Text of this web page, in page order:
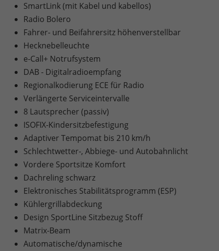
SmartLink (mit Kabel und kabellos)
Radio Bolero
Fahrer- und Beifahrersitz höhenverstellbar
Hecknebelleuchte
e-Call+ Notrufsystem
DAB - Digitalradioempfang
Regionalkodierung ECE für Radio
Verlängerte Serviceintervalle
8 Lautsprecher (passiv)
ISOFIX-Kindersitzbefestigung
Adaptiver Tempomat bis 210 km/h
Schlechtwetter-, Abbiege- und Autobahnlicht
Vordere Sportsitze Komfort
Dachreling schwarz
Elektronisches Stabilitätsprogramm (ESP)
Kühlergrillabdeckung
Design SportLine Sitzbezug Stoff
Matrix-Beam
Automatische/dynamische